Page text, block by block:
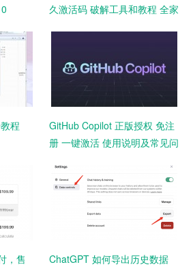
久激活码 破解工具和教程 全家
程
GitHub Copilot 正版授权 免注
册 一键激活 使用说明及常见问
，售
ChatGPT 如何导出历史数据